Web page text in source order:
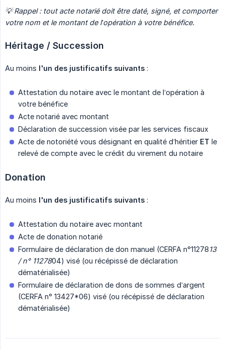
💡 Rappel : tout acte notarié doit être daté, signé, et comporter
votre nom et le montant de l’opération à votre bénéfice.
Héritage / Succession
Au moins l'un des justificatifs suivants :
Attestation du notaire avec le montant de l’opération à
votre bénéfice
Acte notarié avec montant
Déclaration de succession visée par les services fiscaux
Acte de notoriété vous désignant en qualité d’héritier ET le
relevé de compte avec le crédit du virement du notaire
Donation
Au moins l'un des justificatifs suivants :
Attestation du notaire avec montant
Acte de donation notarié
Formulaire de déclaration de don manuel (CERFA n°1127813
/ n° 1127804) visé (ou récépissé de déclaration
dématérialisée)
Formulaire de déclaration de dons de sommes d’argent
(CERFA n° 13427*06) visé (ou récépissé de déclaration
dématérialisée)